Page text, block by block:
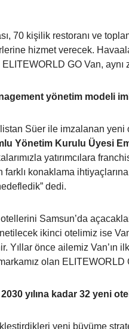
70 kişilik restoranı ve
hizmet verecek.
GO Van,
yönetim modeli
Süer ile imzalanan
Yönetim Kurulu Üyesi
yatırımcılara
konaklama
dedi.
Samsun’da
ikinci otelimiz ise
Yıllar önce ailemiz Van’ın
olan
yılına kadar 32 yeni
yeni büyüme